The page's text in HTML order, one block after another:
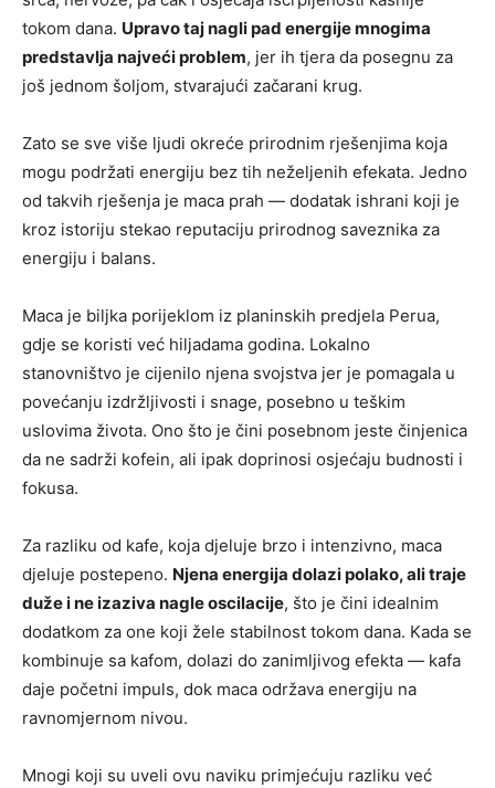
tokom dana. Upravo taj nagli pad energije mnogima
predstavlja najveći problem, jer ih tjera da posegnu za
još jednom šoljom, stvarajući začarani krug.
Zato se sve više ljudi okreće prirodnim rješenjima koja
mogu podržati energiju bez tih neželjenih efekata. Jedno
od takvih rješenja je maca prah — dodatak ishrani koji je
kroz istoriju stekao reputaciju prirodnog saveznika za
energiju i balans.
Maca je biljka porijeklom iz planinskih predjela Perua,
gdje se koristi već hiljadama godina. Lokalno
stanovništvo je cijenilo njena svojstva jer je pomagala u
povećanju izdržljivosti i snage, posebno u teškim
uslovima života. Ono što je čini posebnom jeste činjenica
da ne sadrži kofein, ali ipak doprinosi osjećaju budnosti i
fokusa.
Za razliku od kafe, koja djeluje brzo i intenzivno, maca
djeluje postepeno. Njena energija dolazi polako, ali traje
duže i ne izaziva nagle oscilacije, što je čini idealnim
dodatkom za one koji žele stabilnost tokom dana. Kada se
kombinuje sa kafom, dolazi do zanimljivog efekta — kafa
daje početni impuls, dok maca održava energiju na
ravnomjernom nivou.
Mnogi koji su uveli ovu naviku primjećuju razliku već